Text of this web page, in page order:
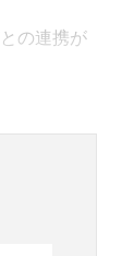
の連携が